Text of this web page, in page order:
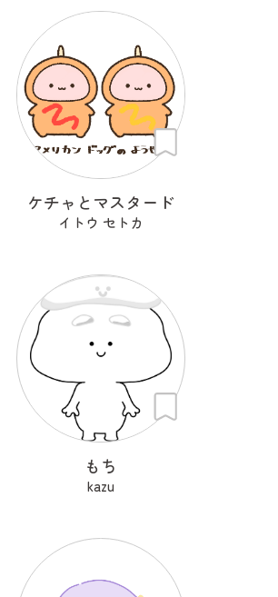
ケチャとマスタード
イトウ セトカ
もち
kazu